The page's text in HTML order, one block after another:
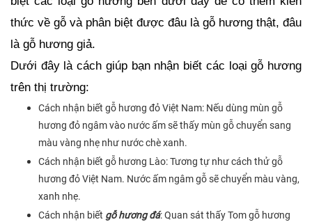
thức về gỗ và phân biệt được đâu là gỗ hương thật, đâu
là gỗ hương giả.
Dưới đây là cách giúp bạn nhận biết các loại gỗ hương
trên thị trường:
Cách nhận biết gỗ hương đỏ Việt Nam: Nếu dùng mùn gỗ
hương đỏ ngâm vào nước ấm sẽ thấy mùn gỗ chuyển sang
màu vàng nhẹ như nước chè xanh.
Cách nhận biết gỗ hương Lào: Tương tự như cách thử gỗ
hương đỏ Việt Nam. Nước ấm ngâm gỗ sẽ chuyển màu vàng,
xanh nhẹ.
Cách nhận biết gỗ hương đá: Quan sát thấy Tom gỗ hương